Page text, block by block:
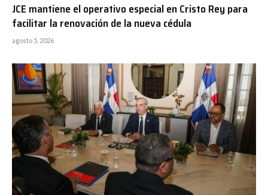
JCE mantiene el operativo especial en Cristo Rey para
facilitar la renovación de la nueva cédula
agosto 5, 2026